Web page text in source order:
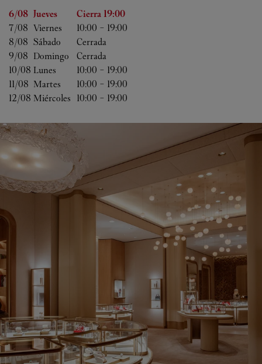
Día de la semana Horas
6/08 Jueves Cierra 19:00
7/08 Viernes 10:00 - 19:00
8/08 Sábado
Cerrada
9/08 Domingo
Cerrada
10/08 Lunes 10:00 - 19:00
11/08 Martes 10:00 - 19:00
12/08 Miércoles 10:00 - 19:00